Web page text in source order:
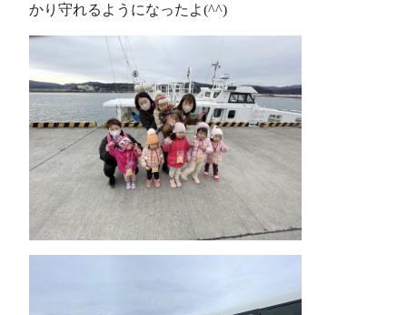
かり守れるようになったよ(^^)